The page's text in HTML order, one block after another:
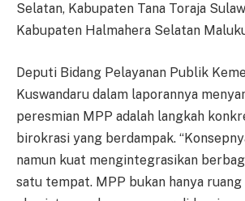
Selatan, Kabupaten Tana Toraja
Kabupaten Halmahera Selatan
Deputi Bidang Pelayanan Publik
Kuswandaru dalam laporannya
peresmian MPP adalah langkah
birokrasi yang berdampak.
namun kuat mengintegrasikan
satu tempat. MPP bukan hanya